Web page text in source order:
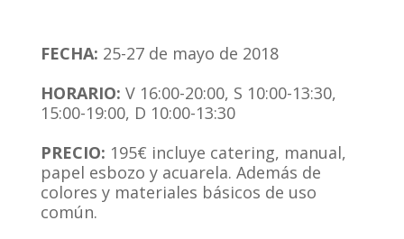
FECHA: 25-27 de mayo de 2018
HORARIO: V 16:00-20:00, S 10:00-13:30,
15:00-19:00, D 10:00-13:30
PRECIO: 195€ incluye catering, manual,
papel esbozo y acuarela. Además de
colores y materiales básicos de uso
común.